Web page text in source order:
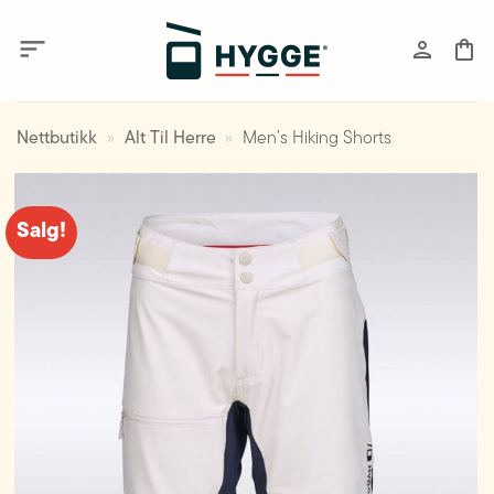
Nettbutikk » Alt Til Herre » Men’s Hiking Shorts
Salg!